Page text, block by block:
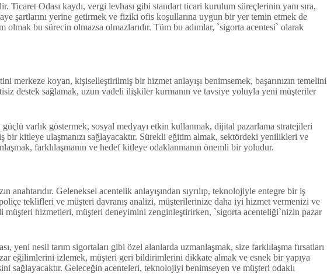
Odası kaydı, vergi levhası gibi standart ticari kurulum süreçlerinin yanı sıra,
şartlarını yerine getirmek ve fiziki ofis koşullarına uygun bir yer temin etmek de
bu sürecin olmazsa olmazlarıdır. Tüm bu adımlar, `sigorta acentesi` olarak
koyan, kişiselleştirilmiş bir hizmet anlayışı benimsemek, başarınızın temelini
destek sağlamak, uzun vadeli ilişkiler kurmanın ve tavsiye yoluyla yeni müşteriler
varlık göstermek, sosyal medyayı etkin kullanmak, dijital pazarlama stratejileri
kitleye ulaşmanızı sağlayacaktır. Sürekli eğitim almak, sektördeki yenilikleri ve
farklılaşmanın ve hedef kitleye odaklanmanın önemli bir yoludur.
Geleneksel acentelik anlayışından sıyrılıp, teknolojiyle entegre bir iş
teklifleri ve müşteri davranış analizi, müşterilerinize daha iyi hizmet vermenizi ve
hizmetleri, müşteri deneyimini zenginleştirirken, `sigorta acenteliği`nizin pazar
nesil tarım sigortaları gibi özel alanlarda uzmanlaşmak, size farklılaşma fırsatları
eğilimlerini izlemek, müşteri geri bildirimlerini dikkate almak ve esnek bir yapıya
sağlayacaktır. Geleceğin acenteleri, teknolojiyi benimseyen ve müşteri odaklı